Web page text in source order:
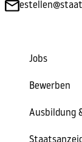
Jobs
Bewerben
Ausbildung